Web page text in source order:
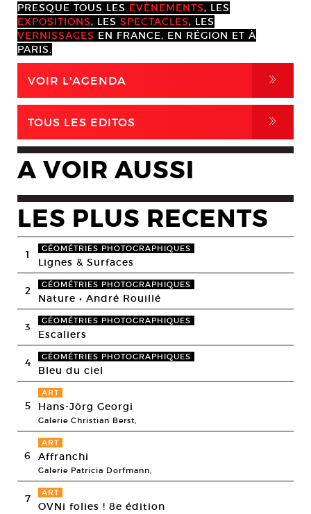
PRESQUE TOUS LES ÉVÈNEMENTS, LES
EXPOSITIONS, LES SPECTACLES, LES
VERNISSAGES EN FRANCE, EN RÉGION ET À
PARIS.
VOIR L'AGENDA ,
TOUS LES EDITOS ,
A VOIR AUSSI
LES PLUS RECENTS
1 GÉOMÉTRIES PHOTOGRAPHIQUES
Lignes & Surfaces
2 GÉOMÉTRIES PHOTOGRAPHIQUES
Nature • André Rouillé
3 GÉOMÉTRIES PHOTOGRAPHIQUES
Escaliers
4 GÉOMÉTRIES PHOTOGRAPHIQUES
Bleu du ciel
5
ART
Hans-Jörg Georgi
Galerie Christian Berst,
6
ART
Affranchi
Galerie Patricia Dorfmann,
7 ART
OVNi folies ! 8e édition